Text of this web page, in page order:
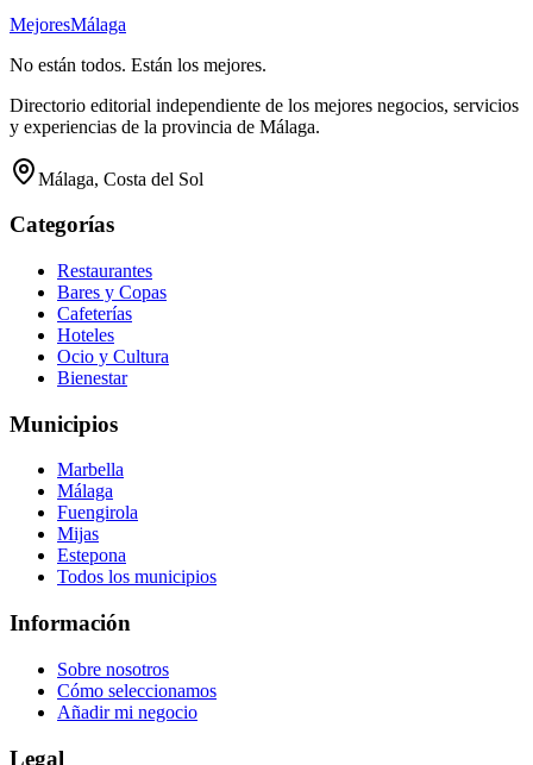
MejoresMálaga
No están todos. Están los mejores.
Directorio editorial independiente de los mejores negocios, servicios
y experiencias de la provincia de Málaga.
Málaga, Costa del Sol
Categorías
Restaurantes
Bares y Copas
Cafeterías
Hoteles
Ocio y Cultura
Bienestar
Municipios
Marbella
Málaga
Fuengirola
Mijas
Estepona
Todos los municipios
Información
Sobre nosotros
Cómo seleccionamos
Añadir mi negocio
Legal